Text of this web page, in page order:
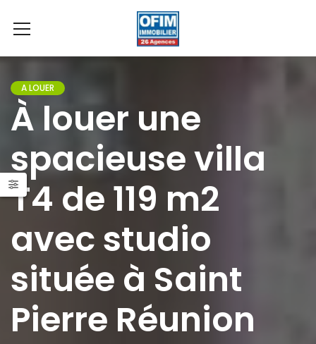
A LOUER
À louer une
spacieuse villa
T4 de 119 m2
avec studio
située à Saint
Pierre Réunion